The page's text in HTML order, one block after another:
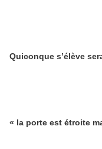
« la porte est étroite